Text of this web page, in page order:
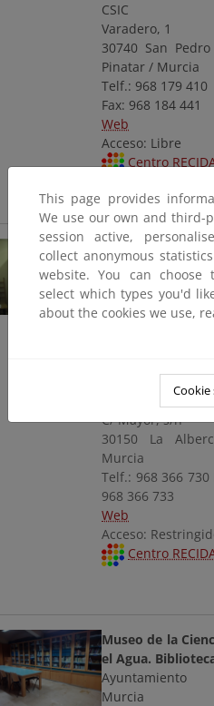
CSIC
Varadero, 1
30740 San
Pinatar / Murcia
Telf.: 968 179 410
Fax: 968 184 441
Web
Acceso: Libre
Centro
Instituto
de
Desarrollo
Alimentario.
Ganadería y
Región de Murcia
C/ Mayor, s/n
30150 La
Murcia
Telf.: 968 366 730
968 366 733
Web
Acceso:
Centro
Museo de la
el Agua.
Murcia
This page provides
We use our own and third-
session active,
collect anonymous
website. You can
select which types you'd
about the cookies we use,